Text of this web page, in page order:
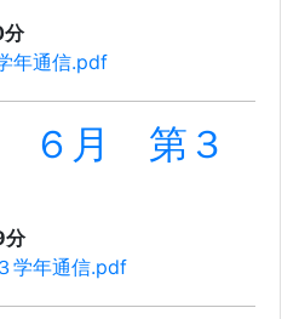
年通信.pdf
６月 第３
分
年通信.pdf